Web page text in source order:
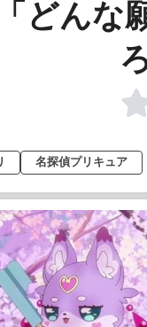
どんな
名探偵プリキュア